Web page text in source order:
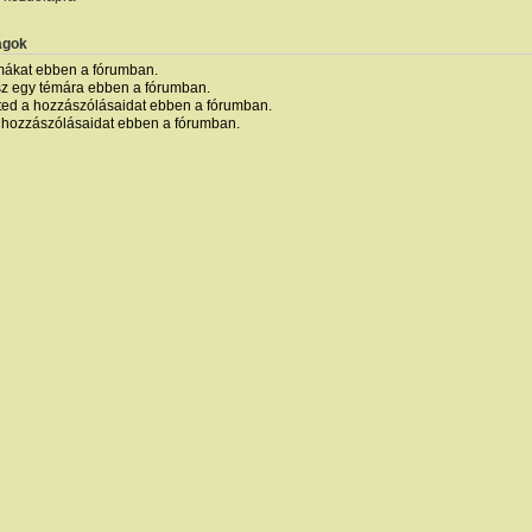
ebben a fórumban.
egy témára ebben a fórumban.
a hozzászólásaidat ebben a fórumban.
ebben a fórumban.